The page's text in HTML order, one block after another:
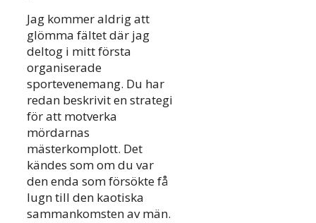
Jag kommer aldrig att
glömma fältet där jag
deltog i mitt första
organiserade
sportevenemang. Du har
redan beskrivit en strategi
för att motverka
mördarnas
mästerkomplott. Det
kändes som om du var
den enda som försökte få
lugn till den kaotiska
sammankomsten av män.